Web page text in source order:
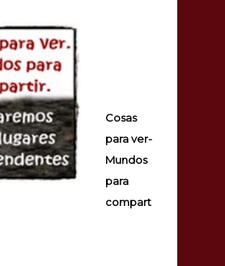
Cosas
para ver-
Mundos
para
compart